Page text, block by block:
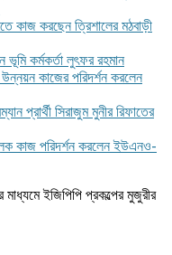
কাজ করছেন ত্রিশালের মঠবাড়ী
কর্মকর্তা লুৎফর রহমান
কাজের পরিদর্শন করলেন
প্রার্থী সিরাজুম মুনীর রিফাতের
কাজ পরিদর্শন করলেন ইউএনও-
মাধ্যমে ইজিপিপি প্রকল্পের মুজুরীর